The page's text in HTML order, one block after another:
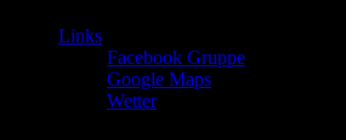
Links
Facebook Gruppe
Google Maps
Wetter